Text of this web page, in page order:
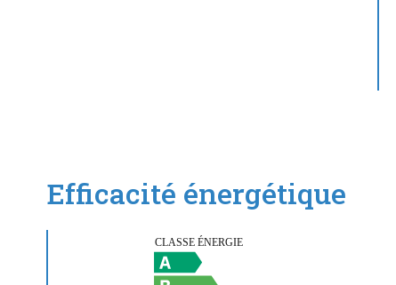
Efficacité énergétique